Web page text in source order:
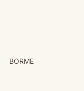
BORME